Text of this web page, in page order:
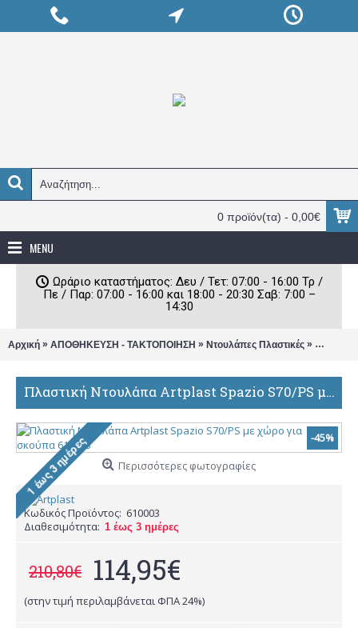
0 προϊόν(τα) - 0,00€
MENU
Ωράριο καταστήματος: Δευ / Τετ: 07:00 - 16:00 Τρ /
Πε / Παρ: 07:00 - 16:00 και 18:00 - 20:30 Σαβ: 7:00 –
14:30
Αρχική » ΑΠΟΘΗΚΕΥΣΗ - ΤΑΚΤΟΠΟΙΗΣΗ » Ντουλάπες Πλαστικές »
Πλαστική Ντουλάπα Artplast Spazio S70/PS με χώρο για σκούπα 610003
-45%
Περισσότερες φωτογραφίες
Κωδικός Προϊόντος: 610003
Διαθεσιμότητα: 1 έως 3 ημέρες
210,80€ 114,95€
(στην τιμή περιλαμβάνεται ΦΠΑ 24%)